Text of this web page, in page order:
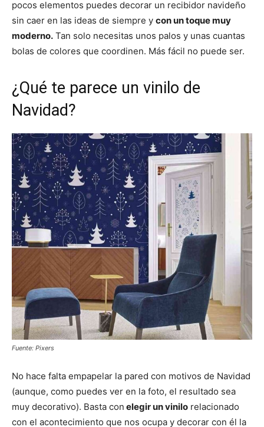
pocos elementos puedes decorar un recibidor navideño
sin caer en las ideas de siempre y con un toque muy
moderno. Tan solo necesitas unos palos y unas cuantas
bolas de colores que coordinen. Más fácil no puede ser.
¿Qué te parece un vinilo de
Navidad?
Fuente: Pixers
No hace falta empapelar la pared con motivos de Navidad
(aunque, como puedes ver en la foto, el resultado sea
muy decorativo). Basta con elegir un vinilo relacionado
con el acontecimiento que nos ocupa y decorar con él la